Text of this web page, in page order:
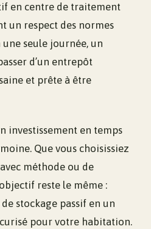
en centre de traitement
un respect des normes
seule journée, un
d’un entrepôt
et prête à être
investissement en temps
Que vous choisissiez
méthode ou de
reste le même :
stockage passif en un
pour votre habitation.